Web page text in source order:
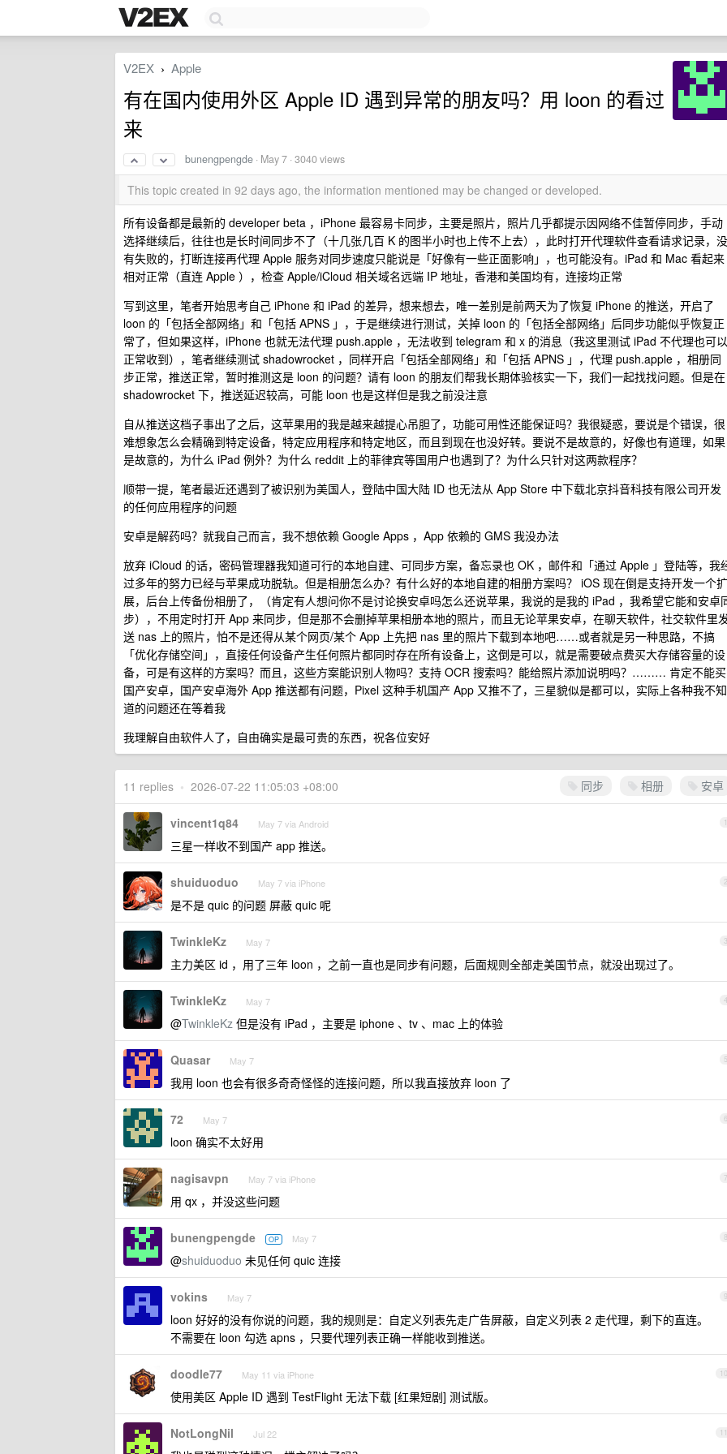
V2EX › Apple
有在国内使用外区 Apple ID 遇到异常的朋友吗？用 loon 的看过
来
bunengpengde · May 7 · 3040 views
This topic created in 92 days ago, the information mentioned may be changed or developed.
所有设备都是最新的 developer beta ，iPhone 最容易卡同步，主要是照片，照片几乎都提示因网络不佳暂停同步，手动
选择继续后，往往也是长时间同步不了（十几张几百 K 的图半小时也上传不上去），此时打开代理软件查看请求记录，没
有失败的，打断连接再代理 Apple 服务对同步速度只能说是「好像有一些正面影响」，也可能没有。iPad 和 Mac 看起来
相对正常（直连 Apple ），检查 Apple/iCloud 相关域名远端 IP 地址，香港和美国均有，连接均正常
写到这里，笔者开始思考自己 iPhone 和 iPad 的差异，想来想去，唯一差别是前两天为了恢复 iPhone 的推送，开启了
loon 的「包括全部网络」和「包括 APNS 」，于是继续进行测试，关掉 loon 的「包括全部网络」后同步功能似乎恢复正
常了，但如果这样，iPhone 也就无法代理 push.apple ，无法收到 telegram 和 x 的消息（我这里测试 iPad 不代理也可以
正常收到），笔者继续测试 shadowrocket ，同样开启「包括全部网络」和「包括 APNS 」，代理 push.apple ，相册同
步正常，推送正常，暂时推测这是 loon 的问题？请有 loon 的朋友们帮我长期体验核实一下，我们一起找找问题。但是在
shadowrocket 下，推送延迟较高，可能 loon 也是这样但是我之前没注意
自从推送这档子事出了之后，这苹果用的我是越来越提心吊胆了，功能可用性还能保证吗？我很疑惑，要说是个错误，很
难想象怎么会精确到特定设备，特定应用程序和特定地区，而且到现在也没好转。要说不是故意的，好像也有道理，如果
是故意的，为什么 iPad 例外？为什么 reddit 上的菲律宾等国用户也遇到了？为什么只针对这两款程序？
顺带一提，笔者最近还遇到了被识别为美国人，登陆中国大陆 ID 也无法从 App Store 中下载北京抖音科技有限公司开发
的任何应用程序的问题
安卓是解药吗？就我自己而言，我不想依赖 Google Apps ，App 依赖的 GMS 我没办法
放弃 iCloud 的话，密码管理器我知道可行的本地自建、可同步方案，备忘录也 OK ，邮件和「通过 Apple 」登陆等，我
过多年的努力已经与苹果成功脱轨。但是相册怎么办？有什么好的本地自建的相册方案吗？ iOS 现在倒是支持开发一个扩
展，后台上传备份相册了，（肯定有人想问你不是讨论换安卓吗怎么还说苹果，我说的是我的 iPad ，我希望它能和安卓
步），不用定时打开 App 来同步，但是那不会删掉苹果相册本地的照片，而且无论苹果安卓，在聊天软件，社交软件里
送 nas 上的照片，怕不是还得从某个网页/某个 App 上先把 nas 里的照片下载到本地吧……或者就是另一种思路，不搞
「优化存储空间」，直接任何设备产生任何照片都同时存在所有设备上，这倒是可以，就是需要破点费买大存储容量的设
备，可是有这样的方案吗？而且，这些方案能识别人物吗？支持 OCR 搜索吗？能给照片添加说明吗？……… 肯定不能买
国产安卓，国产安卓海外 App 推送都有问题，Pixel 这种手机国产 App 又推不了，三星貌似是都可以，实际上各种我不知
道的问题还在等着我
我理解自由软件人了，自由确实是最可贵的东西，祝各位安好
同步 相册 安卓
11 replies • 2026-07-22 11:05:03 +08:00
1
vincent1q84 May 7 via Android
三星一样收不到国产 app 推送。
2
shuiduoduo May 7 via iPhone
是不是 quic 的问题 屏蔽 quic 呢
3
TwinkleKz May 7
主力美区 id ，用了三年 loon ，之前一直也是同步有问题，后面规则全部走美国节点，就没出现过了。
4
TwinkleKz May 7
@TwinkleKz 但是没有 iPad ，主要是 iphone 、tv 、mac 上的体验
5
Quasar May 7
我用 loon 也会有很多奇奇怪怪的连接问题，所以我直接放弃 loon 了
6
72 May 7
loon 确实不太好用
7
nagisavpn May 7 via iPhone
用 qx ，并没这些问题
8
bunengpengde OP May 7
@shuiduoduo 未见任何 quic 连接
9
vokins May 7
loon 好好的没有你说的问题，我的规则是：自定义列表先走广告屏蔽，自定义列表 2 走代理，剩下的直连。
不需要在 loon 勾选 apns ，只要代理列表正确一样能收到推送。
10
doodle77 May 11 via iPhone
使用美区 Apple ID 遇到 TestFlight 无法下载 [红果短剧] 测试版。
11
NotLongNil Jul 22